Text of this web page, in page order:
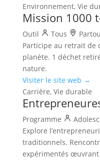
Environnement, Vie
Mission 1000
Outil Tous
Participe au retrait de
planète. 1 déchet
nature.
Visiter le site web →
Carrière, Vie durable
Programme
Explore
traditionnels.
expérimentés œuvrant